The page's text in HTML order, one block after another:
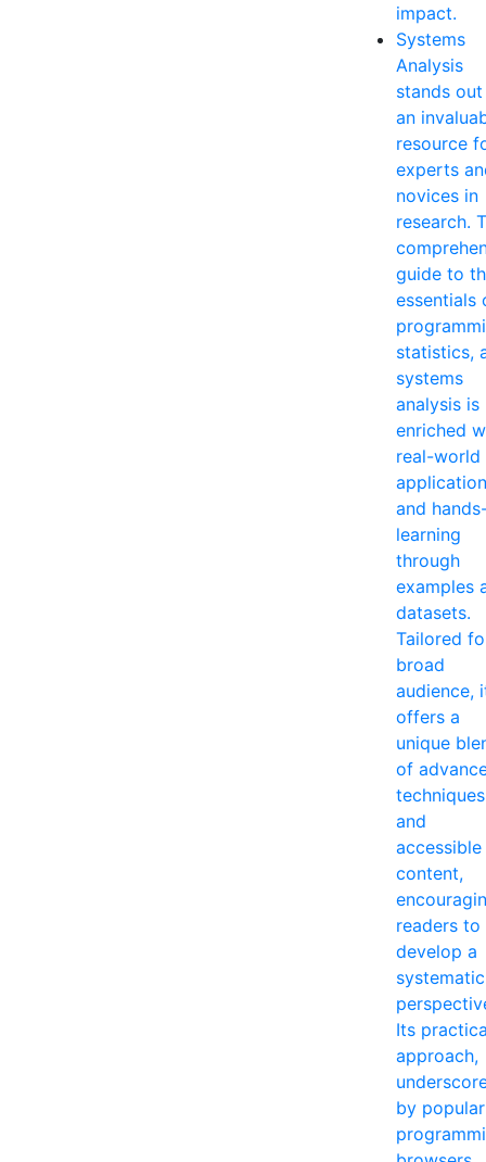
impact.
Systems
Analysis
stands out
an
resource
experts
novices in
research.
guide to
essentials
statistics,
systems
analysis is
enriched
real-world
and
learning
through
examples
datasets.
Tailored
broad
audience,
offers a
unique
of
techniques
and
accessible
content,
readers to
develop a
systematic
Its
approach,
by popular